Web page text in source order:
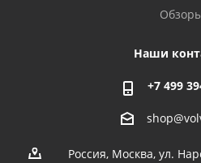
Наши
+7 499
Россия, Москва, ул.